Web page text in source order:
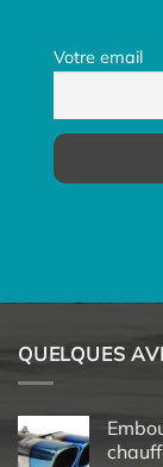
Votre email
QUELQUES